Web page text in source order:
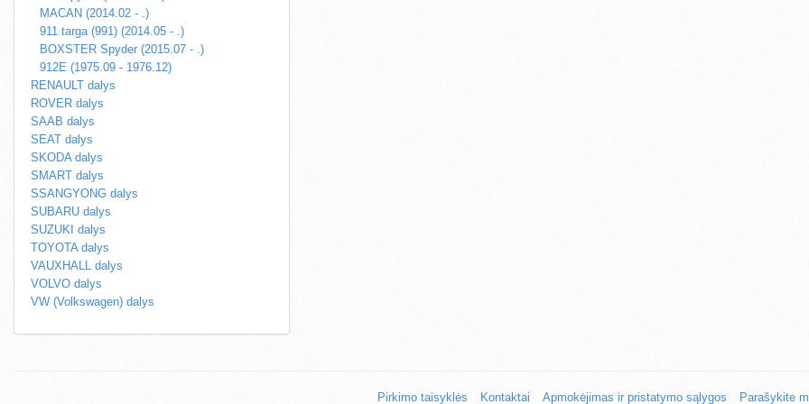
MACAN (2014.02 - .)
911 targa (991) (2014.05 - .)
BOXSTER Spyder (2015.07 - .)
912E (1975.09 - 1976.12)
RENAULT dalys
ROVER dalys
SAAB dalys
SEAT dalys
SKODA dalys
SMART dalys
SSANGYONG dalys
SUBARU dalys
SUZUKI dalys
TOYOTA dalys
VAUXHALL dalys
VOLVO dalys
VW (Volkswagen) dalys
Pirkimo taisyklės Kontaktai Apmokėjimas ir pristatymo sąlygos Parašykite